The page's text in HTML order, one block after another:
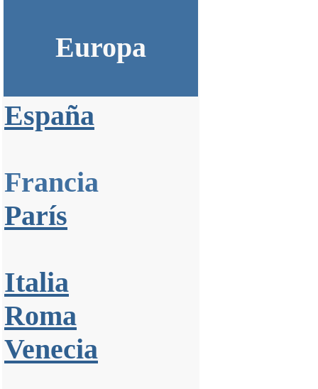
Europa
España
Francia
París
Italia
Roma
Venecia